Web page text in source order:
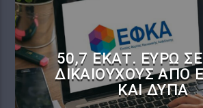
50,7 ΕΚΑΤ. ΕΥΡΏ
ΔΙΚΑΙΟΎΧΟΥΣ ΑΠΌ
ΚΑΙ ΔΥΠΑ